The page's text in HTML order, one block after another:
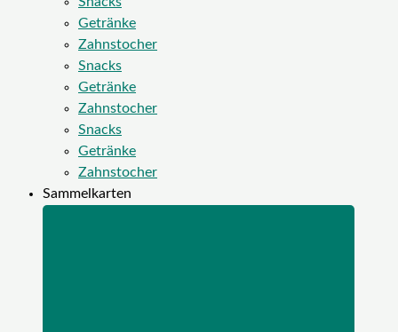
Getränke
Zahnstocher
Snacks
Getränke
Zahnstocher
Snacks
Getränke
Zahnstocher
Sammelkarten